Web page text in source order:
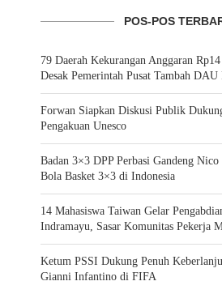
POS-POS
79 Daerah Kekurangan Anggaran
Desak Pemerintah Pusat Tambah DAU
Forwan Siapkan Diskusi Publik
Pengakuan Unesco
Badan 3×3 DPP Perbasi Gandeng
Bola Basket 3×3 di Indonesia
14 Mahasiswa Taiwan Gelar
Indramayu, Sasar Komunitas Pekerja
Ketum PSSI Dukung Penuh
Gianni Infantino di FIFA